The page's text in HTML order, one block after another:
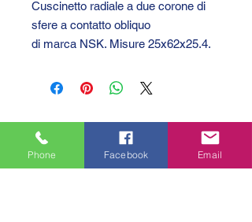
Cuscinetto radiale a due corone di
sfere a contatto obliquo
di marca NSK. Misure 25x62x25.4.
Phone Facebook Email